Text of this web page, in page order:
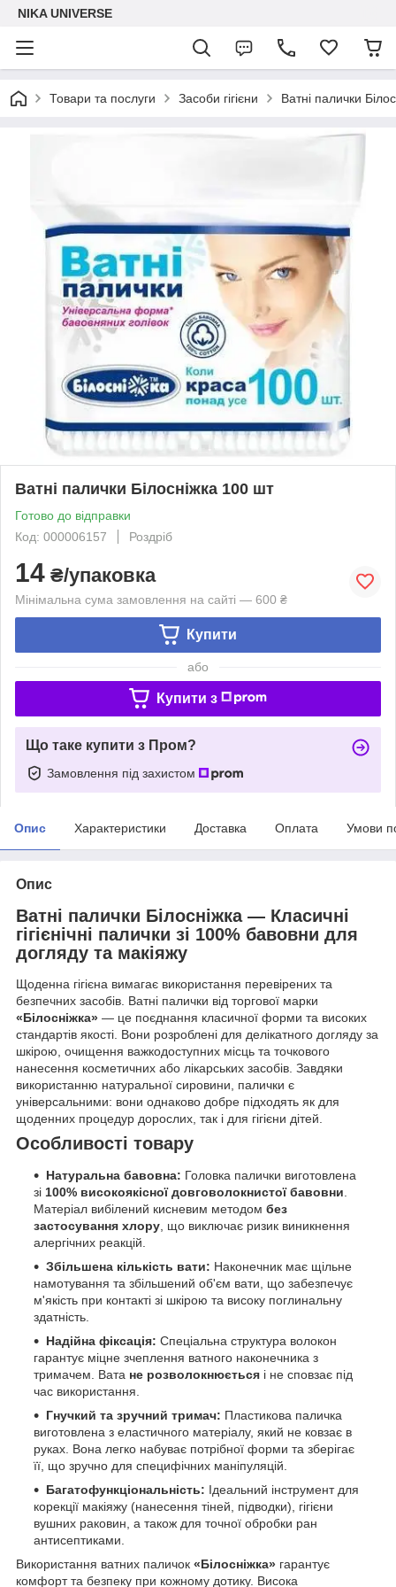
NIKA UNIVERSE
Товари та послуги Засоби гігієни Ватні палички
Ватні палички Білосніжка 100 шт
Готово до відправки
Код: 000006157
Роздріб
14 ₴/упаковка
Мінімальна сума замовлення на сайті — 600 ₴
Купити
або
Купити з
Що таке купити з Пром?
Замовлення під захистом
Опис Характеристики Доставка Оплата Умови
Опис
Ватні палички Білосніжка — Класичні
гігієнічні палички зі 100% бавовни для
догляду та макіяжу
Щоденна гігієна вимагає використання перевірених та
безпечних засобів. Ватні палички від торгової марки
«Білосніжка» — це поєднання класичної форми та високих
стандартів якості. Вони розроблені для делікатного догляду за
шкірою, очищення важкодоступних місць та точкового
нанесення косметичних або лікарських засобів. Завдяки
використанню натуральної сировини, палички є
універсальними: вони однаково добре підходять як для
щоденних процедур дорослих, так і для гігієни дітей.
Особливості товару
Натуральна бавовна: Головка палички виготовлена
зі 100% високоякісної довговолокнистої бавовни
Матеріал вибілений кисневим методом без
застосування хлору , що виключає ризик виникнення
алергічних реакцій.
Збільшена кількість вати: Наконечник має щільне
намотування та збільшений об'єм вати, що забезпечує
м'якість при контакті зі шкірою та високу поглинальну
здатність.
Надійна фіксація: Спеціальна структура волокон
гарантує міцне зчеплення ватного наконечника з
тримачем. Вата не розволокнюється і не сповзає під
час використання.
Гнучкий та зручний тримач: Пластикова паличка
виготовлена з еластичного матеріалу, який не ковзає в
руках. Вона легко набуває потрібної форми та зберігає
її, що зручно для специфічних маніпуляцій.
Багатофункціональність: Ідеальний інструмент для
корекції макіяжу (нанесення тіней, підводки), гігієни
вушних раковин, а також для точної обробки ран
антисептиками.
Використання ватних паличок «Білосніжка» гарантує
комфорт та безпеку при кожному дотику. Висока